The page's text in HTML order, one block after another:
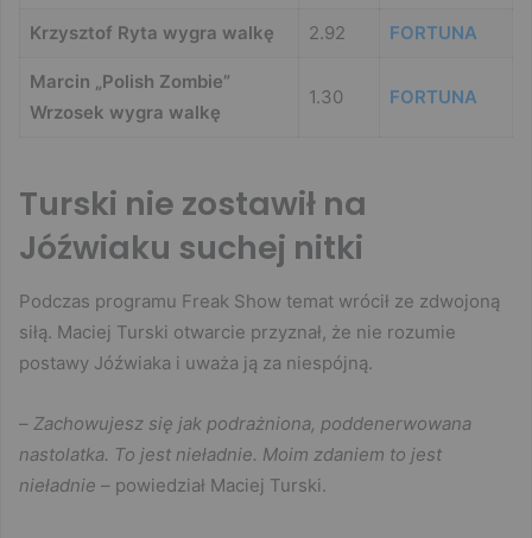
Krzysztof Ryta wygra walkę 2.92 FORTUNA
Marcin „Polish Zombie”
Wrzosek wygra walkę
1.30 FORTUNA
Turski nie zostawił na
Jóźwiaku suchej nitki
Podczas programu Freak Show temat wrócił ze zdwojoną
siłą. Maciej Turski otwarcie przyznał, że nie rozumie
postawy Jóźwiaka i uważa ją za niespójną.
– Zachowujesz się jak podrażniona, poddenerwowana
nastolatka. To jest nieładnie. Moim zdaniem to jest
nieładnie – powiedział Maciej Turski.